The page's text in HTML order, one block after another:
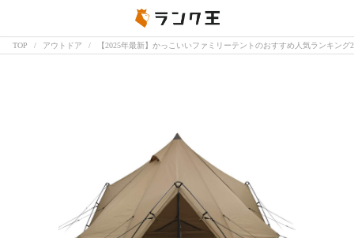
TOP アウトドア 【2025年最新】かっこいいファミリーテントのおすすめ人気ランキン